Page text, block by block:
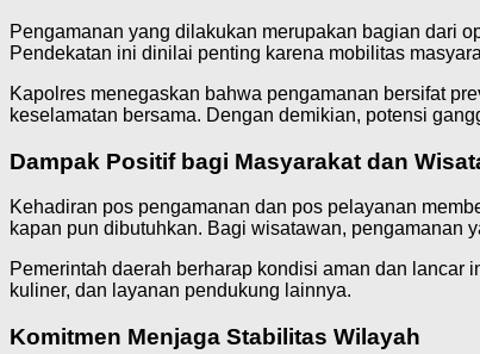
Pengamanan yang dilakukan merupakan bagian dari
Pendekatan ini dinilai penting karena mobilitas
Kapolres menegaskan bahwa pengamanan bersifat
keselamatan bersama. Dengan demikian, potensi
Dampak Positif bagi Masyarakat dan
Kehadiran pos pengamanan dan pos pelayanan
kapan pun dibutuhkan. Bagi wisatawan, pengamanan
Pemerintah daerah berharap kondisi aman dan lancar
kuliner, dan layanan pendukung lainnya.
Komitmen Menjaga Stabilitas Wilayah